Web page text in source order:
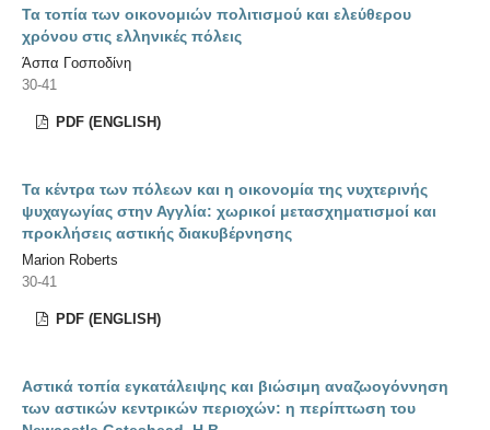
Τα τοπία των οικονομιών πολιτισμού και ελεύθερου
χρόνου στις ελληνικές πόλεις
Άσπα Γοσποδίνη
30-41
PDF (ENGLISH)
Τα κέντρα των πόλεων και η οικονομία της νυχτερινής
ψυχαγωγίας στην Αγγλία: χωρικοί μετασχηματισμοί και
προκλήσεις αστικής διακυβέρνησης
Marion Roberts
30-41
PDF (ENGLISH)
Αστικά τοπία εγκατάλειψης και βιώσιμη αναζωογόννηση
των αστικών κεντρικών περιοχών: η περίπτωση του